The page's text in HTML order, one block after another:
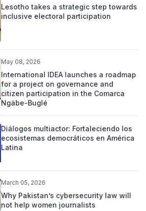
Lesotho takes a strategic step towards
inclusive electoral participation
May 08, 2026
International IDEA launches a roadmap
for a project on governance and
citizen participation in the Comarca
Ngäbe-Buglé
Diálogos multiactor: Fortaleciendo los
ecosistemas democráticos en América
Latina
March 05, 2026
Why Pakistan’s cybersecurity law will
not help women journalists